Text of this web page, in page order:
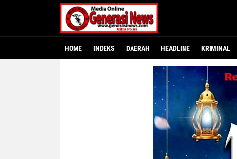
HOME INDEKS DAERAH HEADLINE KRIMINAL